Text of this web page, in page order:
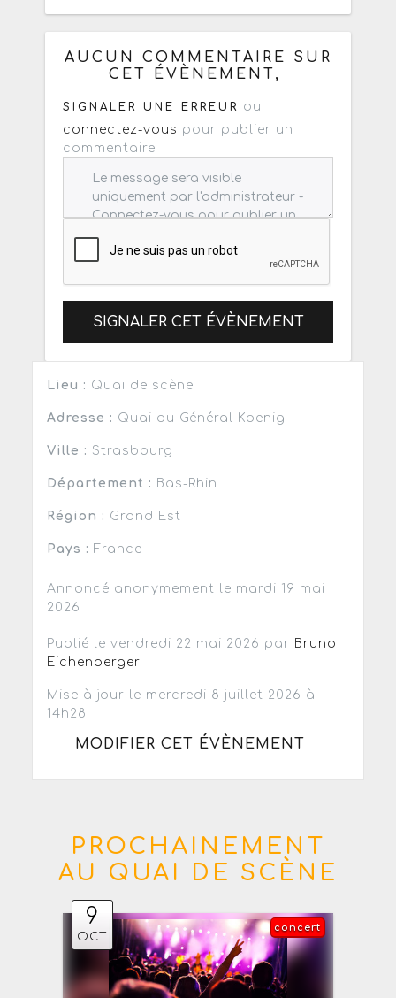
Copiez les infos ci-dessous pour un
: mail / forum / réseau social
AUCUN COMMENTAIRE SUR
CET ÉVÈNEMENT,
SIGNALER UNE ERREUR
ou
connectez-vous pour publier un
commentaire
SIGNALER CET ÉVÈNEMENT
Lieu : Quai de scène
Adresse : Quai du Général Koenig
Ville : Strasbourg
Département : Bas-Rhin
Région : Grand Est
Pays : France
Annoncé anonymement le mardi 19 mai
2026
Publié le vendredi 22 mai 2026 par Bruno
Eichenberger
Mise à jour le mercredi 8 juillet 2026 à
14h28
MODIFIER CET ÉVÈNEMENT
PROCHAINEMENT
AU QUAI DE SCÈNE
9
OCT
concert